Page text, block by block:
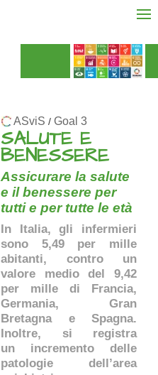
ASviS / Goal 3
SALUTE E
BENESSERE
Assicurare la salute
e il benessere per
tutti e per tutte le età
In Italia, gli infermieri
sono 5,49 per mille
abitanti, contro un
valore medio del 9,42
per mille di Francia,
Germania, Gran
Bretagna e Spagna.
Inoltre, si registra
un incremento delle
patologie dell’area